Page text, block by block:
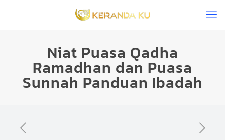
Niat Puasa Qadha
Ramadhan dan Puasa
Sunnah Panduan Ibadah